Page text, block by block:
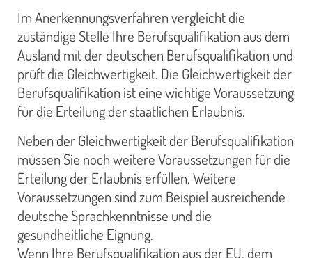
Im Anerkennungsverfahren vergleicht die
zuständige Stelle Ihre Berufsqualifikation aus dem
Ausland mit der deutschen Berufsqualifikation und
prüft die Gleichwertigkeit. Die Gleichwertigkeit der
Berufsqualifikation ist eine wichtige Voraussetzung
für die Erteilung der staatlichen Erlaubnis.
Neben der Gleichwertigkeit der Berufsqualifikation
müssen Sie noch weitere Voraussetzungen für die
Erteilung der Erlaubnis erfüllen. Weitere
Voraussetzungen sind zum Beispiel ausreichende
deutsche Sprachkenntnisse und die
gesundheitliche Eignung.
Wenn Ihre Berufsqualifikation aus der EU, dem